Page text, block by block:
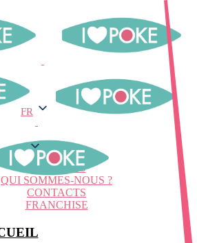
FR
MENU
MAGASINS
QUI SOMMES-NOUS ?
CONTACTS
FRANCHISE